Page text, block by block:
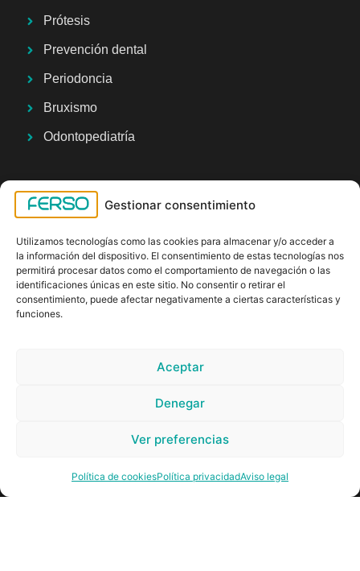
Gestionar consentimiento
Utilizamos tecnologías como las cookies para almacenar y/o acceder a
la información del dispositivo. El consentimiento de estas tecnologías nos
permitirá procesar datos como el comportamiento de navegación o las
identificaciones únicas en este sitio. No consentir o retirar el
consentimiento, puede afectar negativamente a ciertas características y
funciones.
Aceptar
Denegar
Ver preferencias
Política de cookiesPolítica privacidadAviso legal
Prótesis
Prevención dental
Periodoncia
Bruxismo
Odontopediatría
Pide tu cita con nosotros
Arganda del Rey:
Illescas: 925 51 43 22
Móstoles: 91 617 97 55